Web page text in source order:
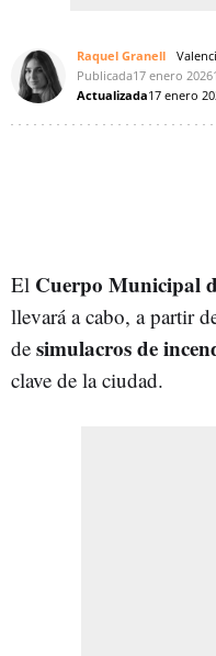
Raquel Granell
Publicada17 enero 2026
Actualizada17 enero
El Cuerpo Municipal
llevará a cabo, a partir
de simulacros de
clave de la ciudad.